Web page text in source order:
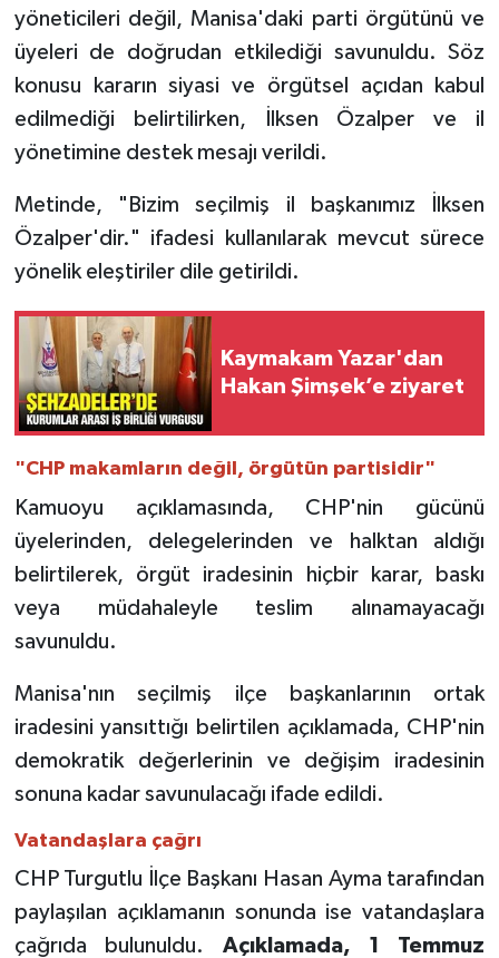
yöneticileri değil, Manisa'daki parti örgütünü ve
üyeleri de doğrudan etkilediği savunuldu. Söz
konusu kararın siyasi ve örgütsel açıdan kabul
edilmediği belirtilirken, İlksen Özalper ve il
yönetimine destek mesajı verildi.
Metinde, "Bizim seçilmiş il başkanımız İlksen
Özalper'dir." ifadesi kullanılarak mevcut sürece
yönelik eleştiriler dile getirildi.
Kaymakam Yazar'dan
Hakan Şimşek’e ziyaret
"CHP makamların değil, örgütün partisidir"
Kamuoyu açıklamasında, CHP'nin gücünü
üyelerinden, delegelerinden ve halktan aldığı
belirtilerek, örgüt iradesinin hiçbir karar, baskı
veya müdahaleyle teslim alınamayacağı
savunuldu.
Manisa'nın seçilmiş ilçe başkanlarının ortak
iradesini yansıttığı belirtilen açıklamada, CHP'nin
demokratik değerlerinin ve değişim iradesinin
sonuna kadar savunulacağı ifade edildi.
Vatandaşlara çağrı
CHP Turgutlu İlçe Başkanı Hasan Ayma tarafından
paylaşılan açıklamanın sonunda ise vatandaşlara
çağrıda bulunuldu.
Açıklamada, 1 Temmuz